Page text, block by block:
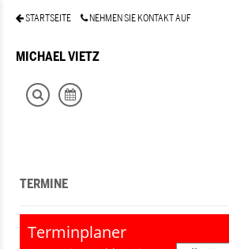
STARTSEITE NEHMEN SIE KONTAKT AUF
MICHAEL VIETZ
TERMINE
Terminplaner